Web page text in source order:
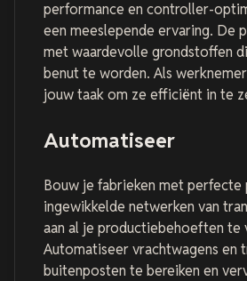
performance en controller-
een meeslepende ervaring. De
met waardevolle grondstoffen
benut te worden. Als
jouw taak om ze efficiënt in te
Automatiseer
Bouw je fabrieken met perfecte
ingewikkelde netwerken van
aan al je productiebehoeften te
Automatiseer vrachtwagens en
buitenposten te bereiken en